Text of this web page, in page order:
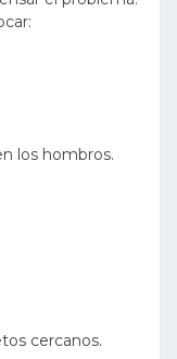
los hombros.
cercanos.